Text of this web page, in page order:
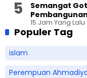
Semangat
Ahmadiyah
15 Jam Yang Lalu
Populer Tag
islam
Perempuan